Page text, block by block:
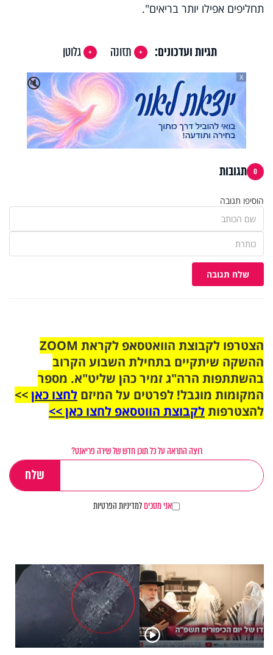
תחליפים אפילו יותר בריאים".
תגיות ועדכונים: תזונה
גלוטן
🔇
X
0 תגובות
הוסיפו תגובה
שלח תגובה
הצטרפו לקבוצת הוואטסאפ לקראת ZOOM
ההשקה שיתקיים בתחילת השבוע הקרוב
בהשתתפות הרה"ג זמיר כהן שליט"א. מספר
המקומות מוגבל! לפרטים על המיזם לחצו כאן>>
להצטרפותלקבוצת הווטסאפ לחצו כאן >>
רוצה התראה על כל תוכן חדש של שירה פריאנט?
אני מסכיםלמדיניות הפרטיות